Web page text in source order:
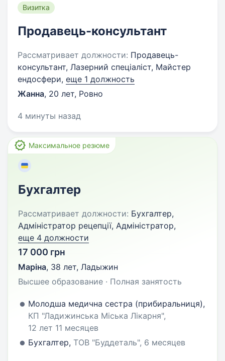
Визитка
Продавець-консультант
Рассматривает должности: Продавець-
консультант, Лазерний спеціаліст, Майстер
ендосфери, еще 1 должность
Жанна, 20 лет, Ровно
4 минуты назад
Максимальное резюме
Бухгалтер
Рассматривает должности: Бухгалтер,
Адміністратор рецепції, Адміністратор,
еще 4 должности
17 000 грн
Маріна, 38 лет, Ладыжин
Высшее образование · Полная занятость
Молодша медична сестра (прибиральниця),
КП "Ладижинська Міська Лікарня",
12 лет 11 месяцев
Бухгалтер, ТОВ "Буддеталь", 6 месяцев